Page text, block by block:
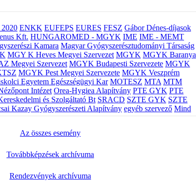
ENKK EUFEPS EURES FESZ Gábor Dénes-díjasok
Kft. HUNGAROMED - MGYK IME IME - MEMT
Kamara Magyar Gyógyszerésztudományi Társaság
MGY K Heves Megyei Szervezet MGYK MGYK Baranya
Megyei Szervezet MGYK Budapesti Szervezete MGYK
MGYK Pest Megyei Szervezete MGYK Veszprém
Egyetem Egészségügyi Kar MOTESZ MTA MTM
Intézet Orea-Hygiea Alapítvány PTE GYK PTE
és Szolgáltató Bt SRACD SZTE GYK SZTE
Kazay Gyógyszerészeti Alapítvány egyéb szervező Mind
Az összes esemény
Továbbképzések archívuma
Rendezvények archívuma